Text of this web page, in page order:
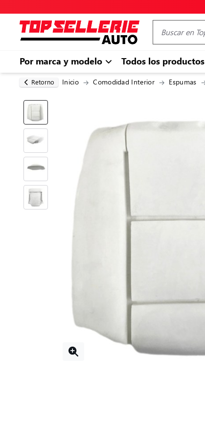
Por marca y modelo Todos los productos
Retorno Inicio Comodidad Interior Espumas